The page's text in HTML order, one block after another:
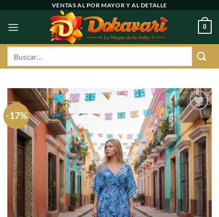
contenido
VENTAS AL POR MAYOR Y AL DETALLE
0
-17%
Agregar
a
favoritos